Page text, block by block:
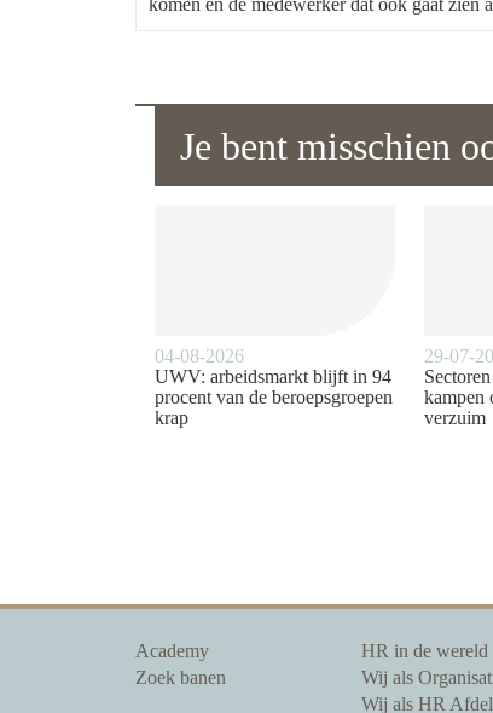
komen en de medewerker dat ook gaat zien
Je bent misschien
04-08-2026
UWV: arbeidsmarkt blijft in 94
procent van de beroepsgroepen
krap
29-07-
kampen
verzuim
Academy
Zoek banen
HR in de wereld
Wij als
Wij als HR